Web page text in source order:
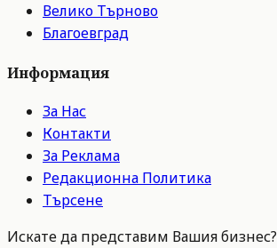
Велико Търново
Благоевград
Информация
За Нас
Контакти
За Реклама
Редакционна Политика
Търсене
Искате да представим Вашия бизнес?